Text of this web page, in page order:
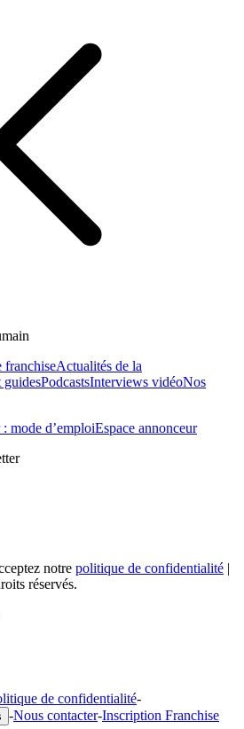
franchiseActualités de la
guidesPodcastsInterviews vidéoNos
mode d’emploiEspace annonceur
notre politique de confidentialité |
réservés.
de confidentialité-
-Nous contacter-Inscription Franchise